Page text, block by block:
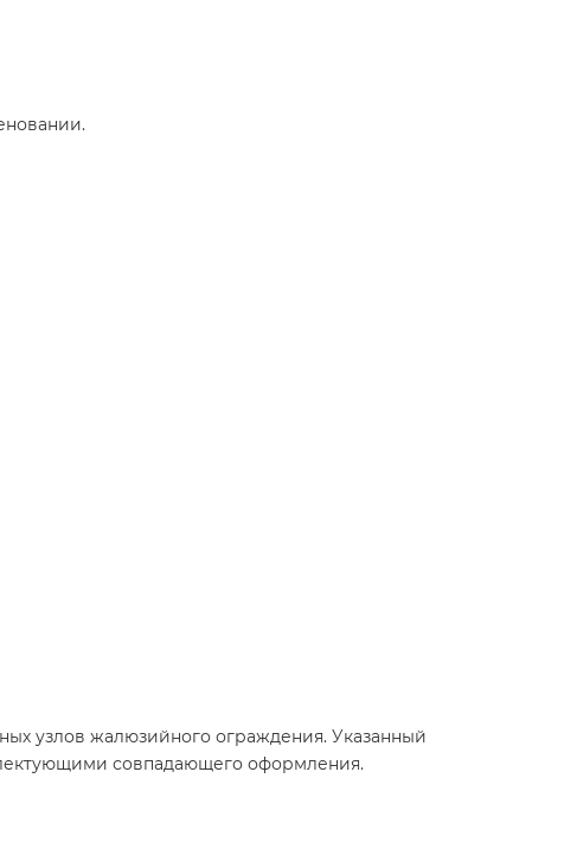
узлов жалюзийного ограждения. Указанный
совпадающего оформления.